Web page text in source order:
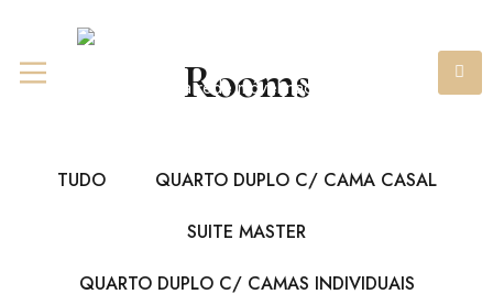
para rede móvel nacional)
Rooms
TUDO QUARTO DUPLO C/ CAMA CASAL
SUITE MASTER
QUARTO DUPLO C/ CAMAS INDIVIDUAIS